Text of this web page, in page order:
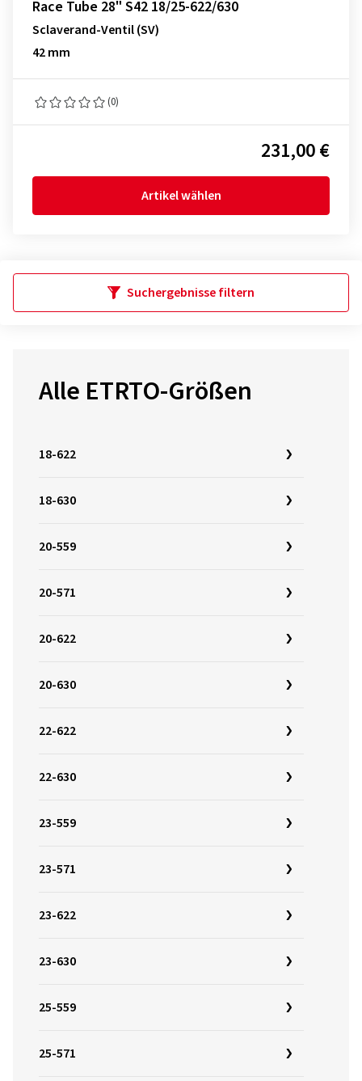
Race Tube 28" S42 18/25-622/630
Sclaverand-Ventil (SV)
42 mm
(0)
231,00 €
Artikel wählen
Suchergebnisse filtern
Alle ETRTO-Größen
18-622
18-630
20-559
20-571
20-622
20-630
22-622
22-630
23-559
23-571
23-622
23-630
25-559
25-571